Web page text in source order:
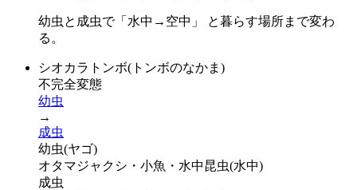
幼虫と成虫で「水中→空中」 と暮らす場所まで変わ
る。
シオカラトンボ(トンボのなかま)
不完全変態
幼虫
→
成虫
幼虫(ヤゴ)
オタマジャクシ・小魚・水中昆虫(水中)
成虫